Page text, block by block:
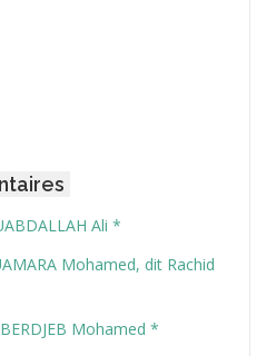
Ali *
Mohamed, dit Rachid
BERDJEB Mohamed *